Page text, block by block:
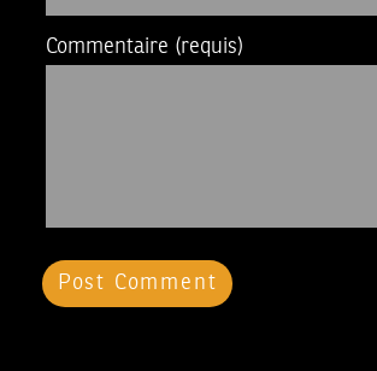
Commentaire (requis)